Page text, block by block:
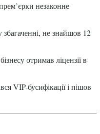
незаконне
не знайшов 12
отримав ліцензії в
VIP-бусифікації і пішов